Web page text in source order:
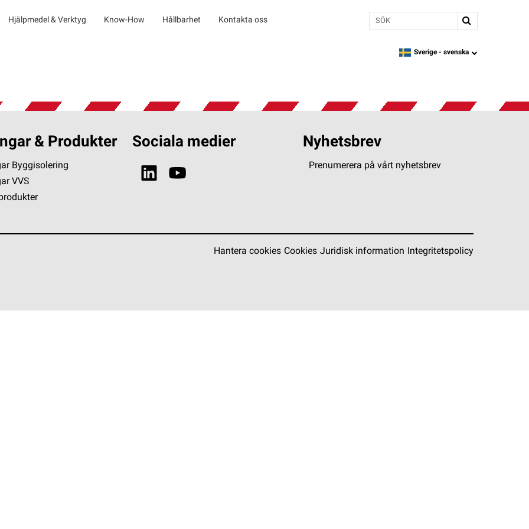
Hjälpmedel & Verktyg Know-How Hållbarhet Kontakta oss Sök
language
Sverige - svenska
& Produkter
Byggisolering
VVS
Sociala medier Nyhetsbrev
Prenumerera på vårt nyhetsbrev
Hantera cookies Cookies Juridisk information Integritetspolicy